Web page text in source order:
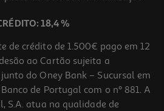
18,4 %
de crédito de 1.500€ pago em 12
ao Cartão sujeita a
do Oney Bank – Sucursal em
de Portugal com o nº 881. A
S.A. atua na qualidade de